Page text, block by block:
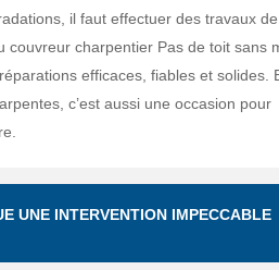
il faut effectuer des travaux de
couvreur charpentier Pas de toit sans
efficaces, fiables et solides.
c’est aussi une occasion pour
UNE INTERVENTION IMPECCABLE